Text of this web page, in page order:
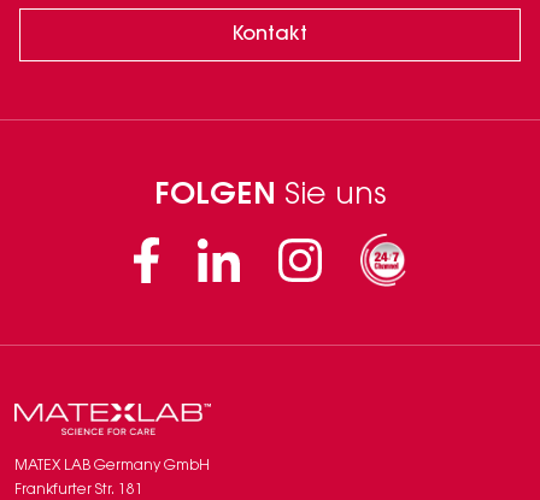
Kontakt
FOLGEN Sie uns
FacebookLinkedin Instagram
MATEX LAB Germany GmbH
Frankfurter Str. 181